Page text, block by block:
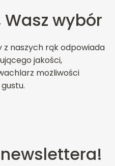
wybór
naszych rąk odpowiada
jakości,
możliwości